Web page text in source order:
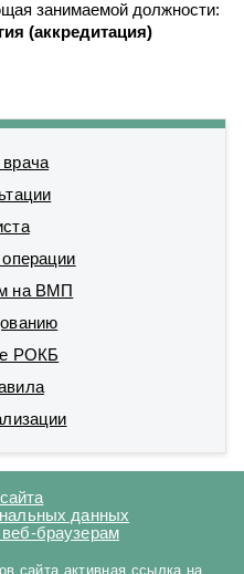
занимаемой должности:
(аккредитация)
на ВМП
РОКБ
данных
браузерам
сайта активная ссылка на